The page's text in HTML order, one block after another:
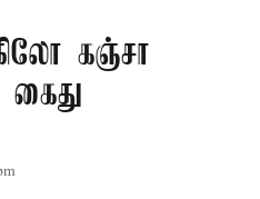
கஞ்சா
கைது